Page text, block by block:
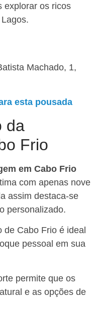
explorar os ricos
Machado, 1,
esta pousada
da
Frio
em Cabo Frio
com apenas nove
assim destaca-se
personalizado.
Cabo Frio é ideal
pessoal em sua
permite que os
e as opções de